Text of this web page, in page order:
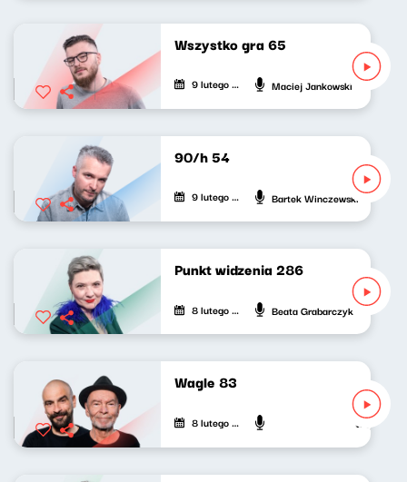
Wszystko gra 65
9 lutego 2022 Maciej Jankowski
90/h 54
9 lutego 2022 Bartek Winczewski
Punkt widzenia 286
8 lutego 2022 Beata Grabarczyk
Wagle 83
8 lutego 2022 Wojciech